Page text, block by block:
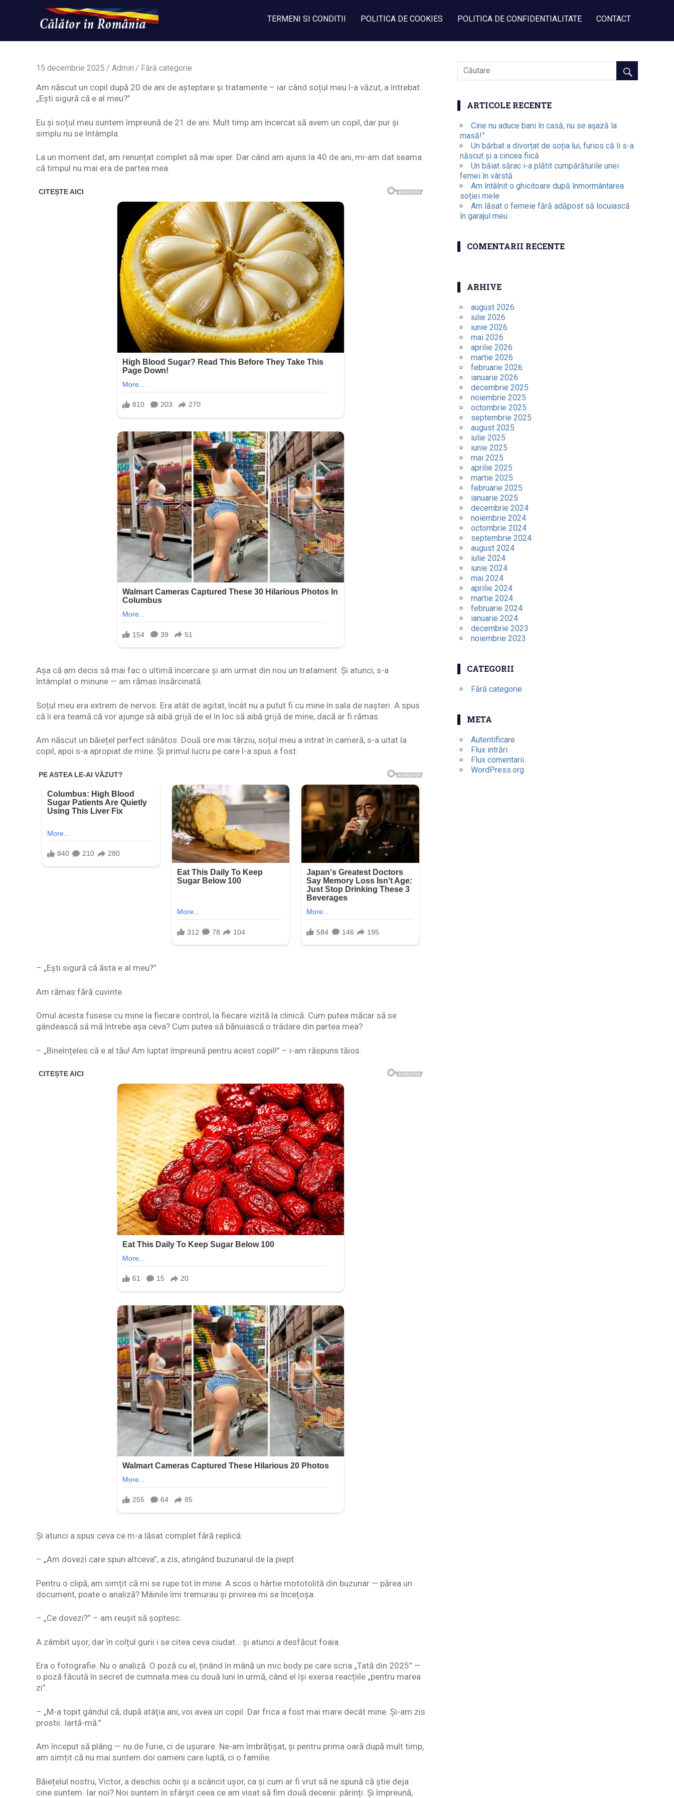
Calatorinromania
WordPress
TERMENI SI CONDITII POLITICA DE COOKIES POLITICA DE CONFIDENTIALITATE CONTACT
15 decembrie 2025 Admin Fără categorie
Am născut un copil după 20 de ani de așteptare și tratamente – iar când soțul meu l-a văzut, a întrebat:
„Ești sigură că e al meu?”
Eu și soțul meu suntem împreună de 21 de ani. Mult timp am încercat să avem un copil, dar pur și
simplu nu se întâmpla.
La un moment dat, am renunțat complet să mai sper. Dar când am ajuns la 40 de ani, mi-am dat seama
că timpul nu mai era de partea mea.
Așa că am decis să mai fac o ultimă încercare și am urmat din nou un tratament. Și atunci, s-a
întâmplat o minune — am rămas însărcinată.
Soțul meu era extrem de nervos. Era atât de agitat, încât nu a putut fi cu mine în sala de nașteri. A spus
că îi era teamă că vor ajunge să aibă grijă de el în loc să aibă grijă de mine, dacă ar fi rămas.
Am născut un băiețel perfect sănătos. Două ore mai târziu, soțul meu a intrat în cameră, s-a uitat la
copil, apoi s-a apropiat de mine. Și primul lucru pe care l-a spus a fost:
– „Ești sigură că ăsta e al meu?”
Am rămas fără cuvinte.
Omul acesta fusese cu mine la fiecare control, la fiecare vizită la clinică. Cum putea măcar să se
gândească să mă întrebe așa ceva? Cum putea să bănuiască o trădare din partea mea?
– „Bineînțeles că e al tău! Am luptat împreună pentru acest copil!” – i-am răspuns tăios.
Și atunci a spus ceva ce m-a lăsat complet fără replică:
– „Am dovezi care spun altceva”, a zis, atingând buzunarul de la piept.
Pentru o clipă, am simțit că mi se rupe tot în mine. A scos o hârtie mototolită din buzunar — părea un
document, poate o analiză? Mâinile îmi tremurau și privirea mi se încețoșa.
– „Ce dovezi?” – am reușit să șoptesc.
A zâmbit ușor, dar în colțul gurii i se citea ceva ciudat… și atunci a desfăcut foaia.
Era o fotografie. Nu o analiză. O poză cu el, ținând în mână un mic body pe care scria „Tată din 2025” —
o poză făcută în secret de cumnata mea cu două luni în urmă, când el își exersa reacțiile „pentru marea
zi”.
– „M-a topit gândul că, după atâția ani, voi avea un copil. Dar frica a fost mai mare decât mine. Și-am zis
prostii. Iartă-mă.”
Am început să plâng — nu de furie, ci de ușurare. Ne-am îmbrățișat, și pentru prima oară după mult timp,
am simțit că nu mai suntem doi oameni care luptă, ci o familie.
Băiețelul nostru, Victor, a deschis ochii și a scâncit ușor, ca și cum ar fi vrut să ne spună că știe deja
cine suntem. Iar noi? Noi suntem în sfârșit ceea ce am visat să fim două decenii: părinți. Și împreună,
ARTICOLE RECENTE
Cine nu aduce bani în casă, nu se așază la
masă!”
Un bărbat a divorțat de soția lui, furios că li s-a
născut și a cincea fiică
Un băiat sărac i-a plătit cumpărăturile unei
femei în vârstă
Am întâlnit o ghicitoare după înmormântarea
soției mele
Am lăsat o femeie fără adăpost să locuiască
în garajul meu
COMENTARII RECENTE
ARHIVE
august 2026
iulie 2026
iunie 2026
mai 2026
aprilie 2026
martie 2026
februarie 2026
ianuarie 2026
decembrie 2025
noiembrie 2025
octombrie 2025
septembrie 2025
august 2025
iulie 2025
iunie 2025
mai 2025
aprilie 2025
martie 2025
februarie 2025
ianuarie 2025
decembrie 2024
noiembrie 2024
octombrie 2024
septembrie 2024
august 2024
iulie 2024
iunie 2024
mai 2024
aprilie 2024
martie 2024
februarie 2024
ianuarie 2024
decembrie 2023
noiembrie 2023
CATEGORII
Fără categorie
META
Autentificare
Flux intrări
Flux comentarii
WordPress.org